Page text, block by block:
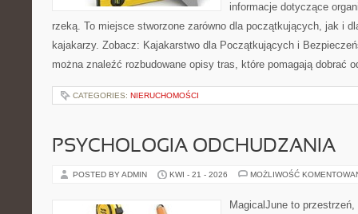
informacje dotyczące
rzeką. To miejsce stworzone zarówno dla początkujących, jak i
kajakarzy. Zobacz: Kajakarstwo dla Początkujących i
można znaleźć rozbudowane opisy tras, które pomagają dobrać
CATEGORIES: NIERUCHOMOŚCI
PSYCHOLOGIA ODCHUDZANIA
POSTED BY ADMIN KWI - 21 - 2026 MOŻLIWOŚĆ
MagicalJune to